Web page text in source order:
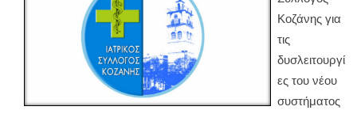
Κοζάνης για
τις
δυσλειτουργί
ες του νέου
συστήματος